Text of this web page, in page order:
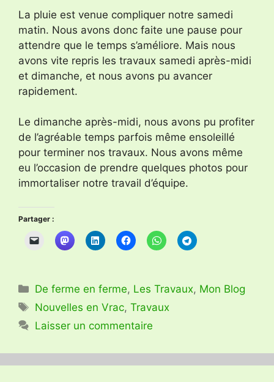
La pluie est venue compliquer notre samedi
matin. Nous avons donc faite une pause pour
attendre que le temps s’améliore. Mais nous
avons vite repris les travaux samedi après-midi
et dimanche, et nous avons pu avancer
rapidement.
Le dimanche après-midi, nous avons pu profiter
de l’agréable temps parfois même ensoleillé
pour terminer nos travaux. Nous avons même
eu l’occasion de prendre quelques photos pour
immortaliser notre travail d’équipe.
Partager :
Catégories
De ferme en ferme, Les Travaux, Mon Blog
Étiquettes
Nouvelles en Vrac,Travaux
Laisser un commentaire